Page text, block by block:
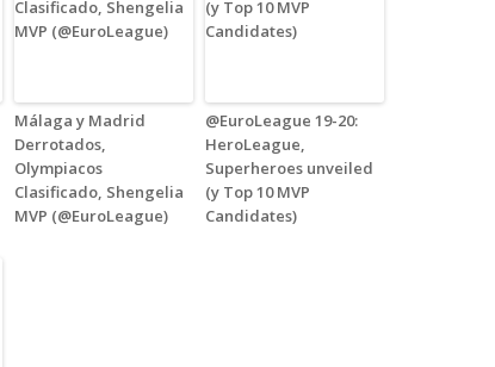
Málaga y Madrid
Derrotados,
Olympiacos
Clasificado, Shengelia
MVP (@EuroLeague)
@EuroLeague 19-20:
HeroLeague,
Superheroes unveiled
(y Top 10 MVP
Candidates)